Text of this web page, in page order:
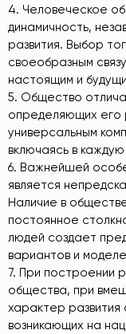
4. Человеческое
динамичность,
развития. Выбор
своеобразным
настоящим и
5. Общество
определяющих его
универсальным
включаясь в каждую
6. Важнейшей
является
Наличие в
постоянное
людей создает
вариантов и
7. При построении
общества, при
характер
возникающих на